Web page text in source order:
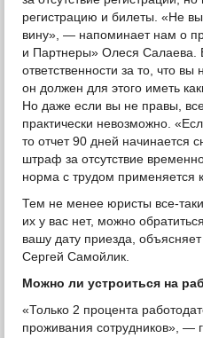
регистрацию и билеты. «Не
вину», — напоминает нам о
и Партнеры» Олеся Салаева.
ответственности за то, что
он должен для этого иметь
Но даже если вы не правы,
практически невозможно.
то отчет 90 дней начинается
штраф за отсутствие
норма с трудом применяется
Тем не менее юристы все-
их у вас нет, можно
вашу дату приезда,
Сергей Самойлик.
Можно ли устроиться на
«Только 2 процента
проживания сотрудников», —